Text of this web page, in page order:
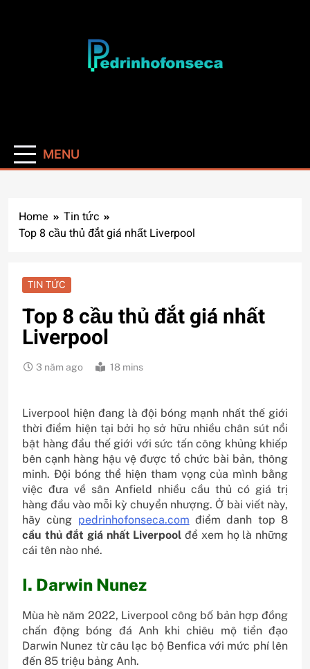
MENU
Home
Tin tức
Top 8 cầu thủ đắt giá nhất Liverpool
TIN TỨC
Top 8 cầu thủ đắt giá nhất
Liverpool
3 năm ago 18 mins
Liverpool hiện đang là đội bóng mạnh nhất thế giới
thời điểm hiện tại bởi họ sở hữu nhiều chân sút nổi
bật hàng đầu thế giới với sức tấn công khủng khiếp
bên cạnh hàng hậu vệ được tổ chức bài bản, thông
minh. Đội bóng thể hiện tham vọng của mình bằng
việc đưa về sân Anfield nhiều cầu thủ có giá trị
hàng đầu vào mỗi kỳ chuyển nhượng. Ở bài viết này,
hãy cùng pedrinhofonseca.com điểm danh top 8
cầu thủ đắt giá nhất Liverpool để xem họ là những
cái tên nào nhé.
I. Darwin Nunez
Mùa hè năm 2022, Liverpool công bố bản hợp đồng
chấn động bóng đá Anh khi chiêu mộ tiền đạo
Darwin Nunez từ câu lạc bộ Benfica với mức phí lên
đến 85 triệu bảng Anh.